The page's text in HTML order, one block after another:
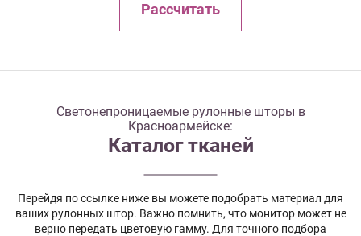
Рассчитать
Светонепроницаемые рулонные шторы в
Красноармейске:
Каталог тканей
Перейдя по ссылке ниже вы можете подобрать материал для
ваших рулонных штор. Важно помнить, что монитор может не
верно передать цветовую гамму. Для точного подбора